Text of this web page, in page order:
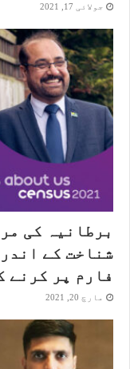
جولائی 17, 2021
برطانیہ کی
شناخت کے
فارم پر کرنے
مارچ 20, 2021